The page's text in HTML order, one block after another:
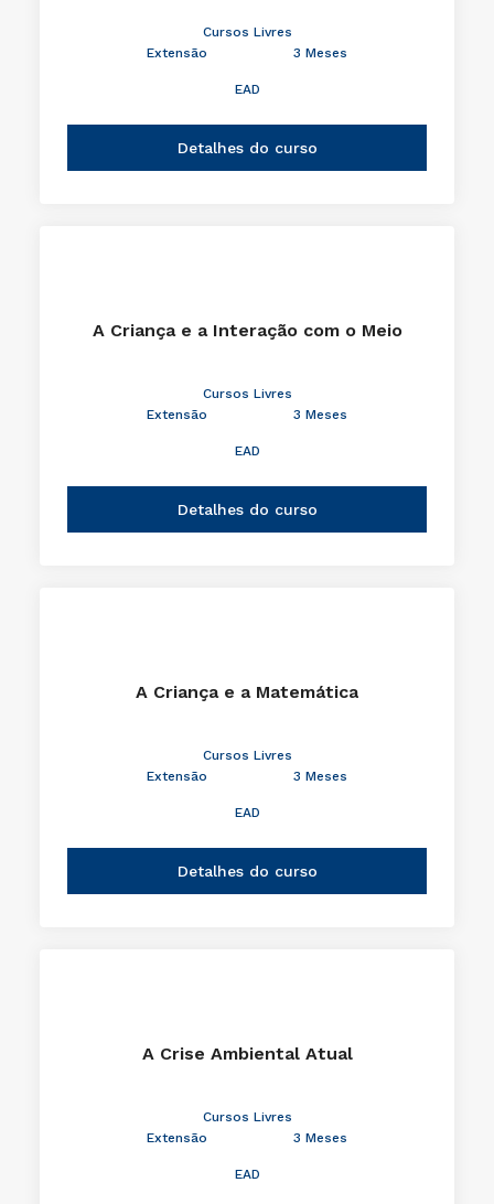
Cursos Livres
Extensão
3 Meses
EAD
Detalhes do curso
A Criança e a Interação com o Meio
Cursos Livres
Extensão
3 Meses
EAD
Detalhes do curso
A Criança e a Matemática
Cursos Livres
Extensão
3 Meses
EAD
Detalhes do curso
A Crise Ambiental Atual
Cursos Livres
Extensão
3 Meses
EAD